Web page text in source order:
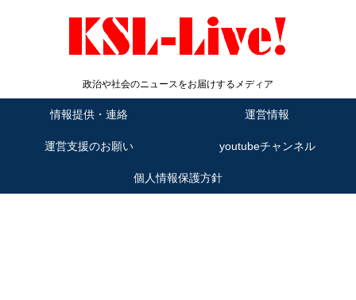
政治や社会のニュースをお届けするメディア
情報提供・連絡 運営情報
運営支援のお願い youtubeチャンネル
個人情報保護方針